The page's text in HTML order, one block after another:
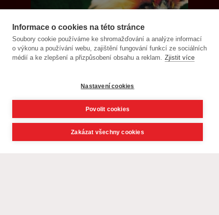
Informace o cookies na této stránce
Soubory cookie používáme ke shromažďování a analýze informací
o výkonu a používání webu, zajištění fungování funkcí ze sociálních
médií a ke zlepšení a přizpůsobení obsahu a reklam. Zjistit více
Nastavení cookies
Povolit cookies
Zakázat všechny cookies